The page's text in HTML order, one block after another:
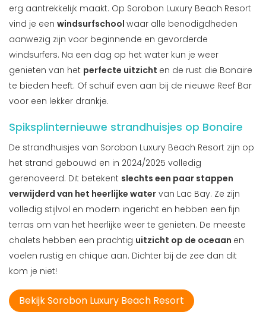
erg aantrekkelijk maakt. Op Sorobon Luxury Beach Resort
vind je een windsurfschool waar alle benodigdheden
aanwezig zijn voor beginnende en gevorderde
windsurfers. Na een dag op het water kun je weer
genieten van het perfecte uitzicht en de rust die Bonaire
te bieden heeft. Of schuif even aan bij de nieuwe Reef Bar
voor een lekker drankje.
Spiksplinternieuwe strandhuisjes op Bonaire
De strandhuisjes van Sorobon Luxury Beach Resort zijn op
het strand gebouwd en in 2024/2025 volledig
gerenoveerd. Dit betekent slechts een paar stappen
verwijderd van het heerlijke water van Lac Bay. Ze zijn
volledig stijlvol en modern ingericht en hebben een fijn
terras om van het heerlijke weer te genieten. De meeste
chalets hebben een prachtig uitzicht op de oceaan en
voelen rustig en chique aan. Dichter bij de zee dan dit
kom je niet!
Bekijk Sorobon Luxury Beach Resort